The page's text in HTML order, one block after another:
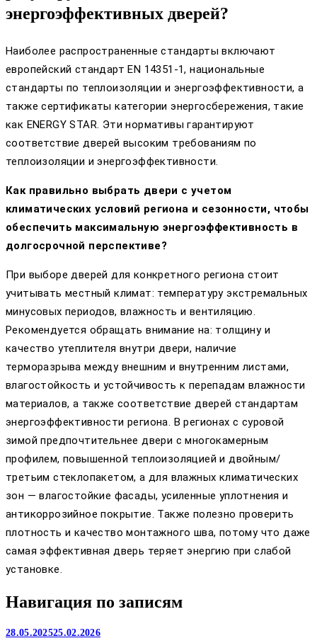
энергоэффективных дверей?
Наиболее распространенные стандарты включают
европейский стандарт EN 14351-1, национальные
стандарты по теплоизоляции и энергоэффективности, а
также сертификаты категории энергосбережения, такие
как ENERGY STAR. Эти нормативы гарантируют
соответствие дверей высоким требованиям по
теплоизоляции и энергоэффективности.
Как правильно выбрать двери с учетом
климатических условий региона и сезонности, чтобы
обеспечить максимальную энергоэффективность в
долгосрочной перспективе?
При выборе дверей для конкретного региона стоит
учитывать местный климат: температуру экстремальных
минусовых периодов, влажность и вентиляцию.
Рекомендуется обращать внимание на: толщину и
качество утеплителя внутри двери, наличие
терморазрыва между внешним и внутренним листами,
влагостойкость и устойчивость к перепадам влажности
материалов, а также соответствие дверей стандартам
энергоэффективности региона. В регионах с суровой
зимой предпочтительнее двери с многокамерным
профилем, повышенной теплоизоляцией и двойным/
третьим стеклопакетом, а для влажных климатических
зон — влагостойкие фасады, усиленные уплотнения и
антикоррозийное покрытие. Также полезно проверить
плотность и качество монтажного шва, потому что даже
самая эффективная дверь теряет энергию при слабой
установке.
Навигация по записям
28.05.202525.02.2026